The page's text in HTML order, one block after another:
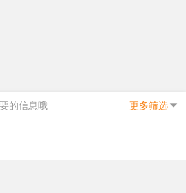
的信息哦 更多筛选